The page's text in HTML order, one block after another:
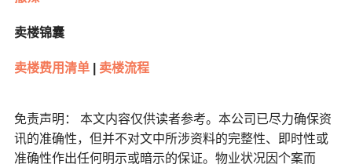
卖楼锦囊
卖楼费用清单| 卖楼流程
免责声明： 本文内容仅供读者参考。本公司已尽力确保资
讯的准确性，但并不对文中所涉资料的完整性、即时性或
准确性作出任何明示或暗示的保证。物业状况因个案而